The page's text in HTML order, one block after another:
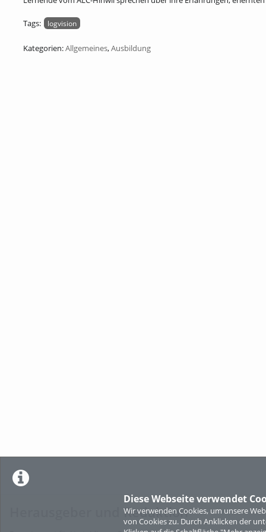
Diese Webseite verwendet
Wir verwenden Cookies, um unsere
von Cookies zu. Durch Anklicken der
Tags: logvision
Kategorien:Allgemeines,Ausbildung
Herausgeber und Redaktion